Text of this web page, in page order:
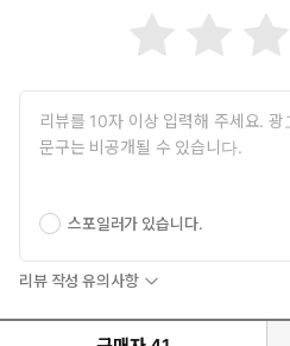
“다시는 네가 잘못을 저지르지 않게 혼
“싫어, 싫어요. 나 때리지 마요. 도망
“흑으, 싫어요. 싫어요. 때리지 마세
“그런데 왜 줄줄 싸는 거야? 기대돼?”
했다. 저로 인해 지희가 흥분한 걸
스포일러가 있습니다.
리뷰 작성 유의사항